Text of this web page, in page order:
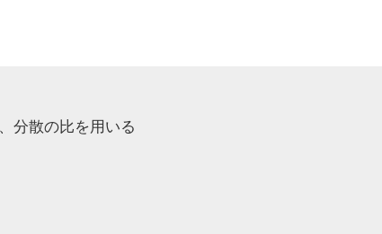
分散の比を用いる